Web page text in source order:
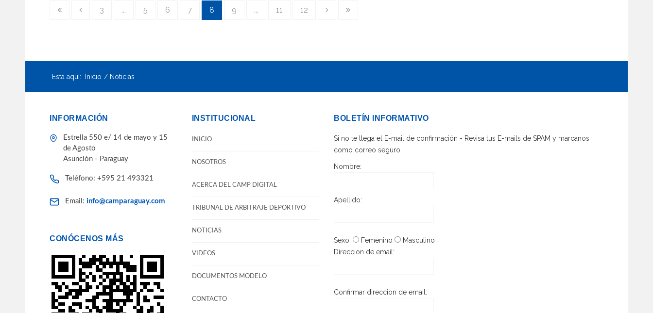
3 ... 5 6 7 8 9 ... 11 12
Está aquí: Inicio Noticias
INFORMACIÓN
Estrella 550 e/ 14 de mayo y 15
de Agosto
Asunción - Paraguay
Teléfono: +595 21 493321
Email: info@camparaguay.com
CONÓCENOS MÁS
INSTITUCIONAL
INICIO
NOSOTROS
ACERCA DEL CAMP DIGITAL
TRIBUNAL DE ARBITRAJE DEPORTIVO
NOTICIAS
VIDEOS
DOCUMENTOS MODELO
CONTACTO
BOLETÍN INFORMATIVO
Si no te llega el E-mail de confirmación - Revisa tus E-mails de SPAM y marcanos
como correo seguro.
Nombre:
Apellido:
Sexo: Femenino
Masculino
Direccion de email:
Confirmar direccion de email: